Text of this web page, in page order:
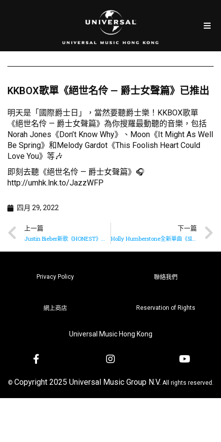
KKBOX歌單《絕世名伶 — 爵士女聲篇》已推出
明天是「國際爵士日」，當然要聽爵士樂！KKBOX歌單
《絕世名伶 — 爵士女聲篇》為你搜羅最動聽的音樂，包括
Norah Jones《Don’t Know Why》、Moon《It Might As Well
Be Spring》和Melody Gardot《This Foolish Heart Could
Love You》等🎶
即刻去聽《絕世名伶 — 爵士女聲篇》🎧
http://umhk.lnk.to/JazzWFP
四月 29, 2022
上一篇
Justin Bieber新歌《HONEST》已推出
下一篇
Holly Humberstone全新單曲《Sleep Tight》已推出
Privacy Policy 聯絡我們
網上商店 Reservation of Rights
Universal Music Hong Kong
© Copyright 2025 Universal Music Group N.V. All rights reserved.